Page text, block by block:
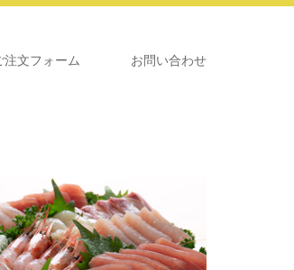
注文フォーム お問い合わせ